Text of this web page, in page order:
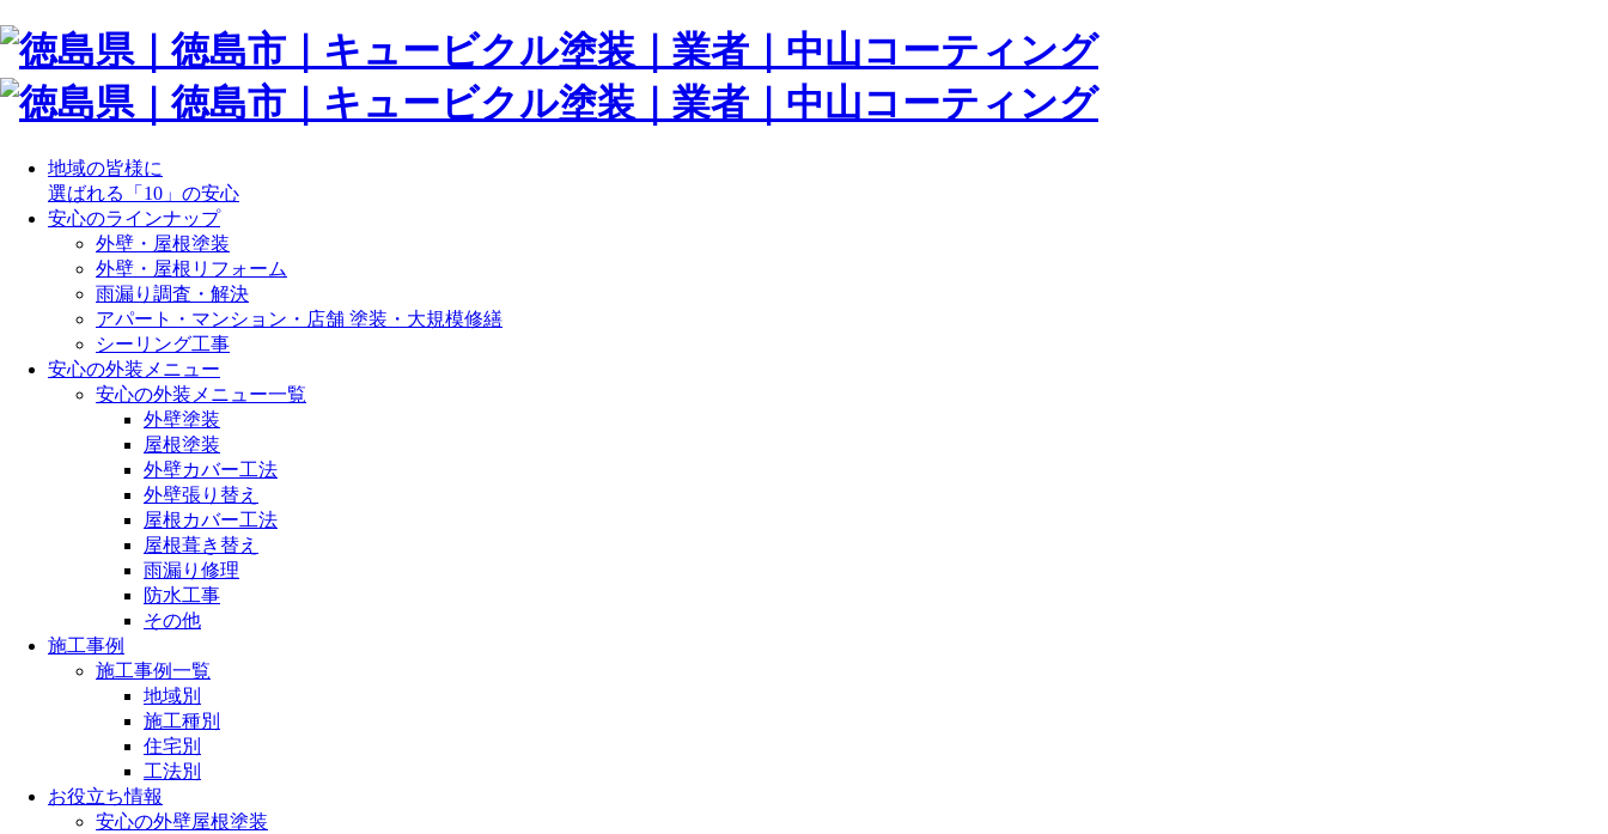
地域の皆様に
選ばれる「10」の安心
安心のラインナップ
外壁・屋根塗装
外壁・屋根リフォーム
雨漏り調査・解決
アパート・マンション・店舗 塗装・大規模修繕
シーリング工事
安心の外装メニュー
安心の外装メニュー一覧
外壁塗装
屋根塗装
外壁カバー工法
外壁張り替え
屋根カバー工法
屋根葺き替え
雨漏り修理
防水工事
その他
施工事例
施工事例一覧
地域別
施工種別
住宅別
工法別
お役立ち情報
安心の外壁屋根塗装